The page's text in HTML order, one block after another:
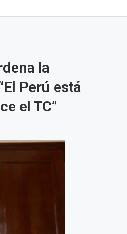
la
Perú está
el TC”